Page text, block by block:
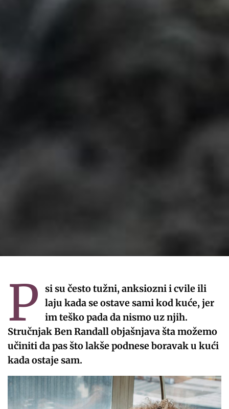
P
si su često tužni, anksiozni i cvile ili
laju kada se ostave sami kod kuće, jer
im teško pada da nismo uz njih.
Stručnjak Ben Randall objašnjava šta možemo
učiniti da pas što lakše podnese boravak u kući
kada ostaje sam.